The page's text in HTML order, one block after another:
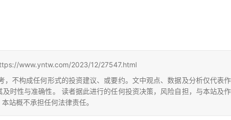
www.yntw.com/2023/12/27547.html
，不构成任何形式的投资建议、或要约。文中观点、数据及分析仅代表
时性与准确性。 读者据此进行的任何投资决策，风险自担，与本站及
站概不承担任何法律责任。